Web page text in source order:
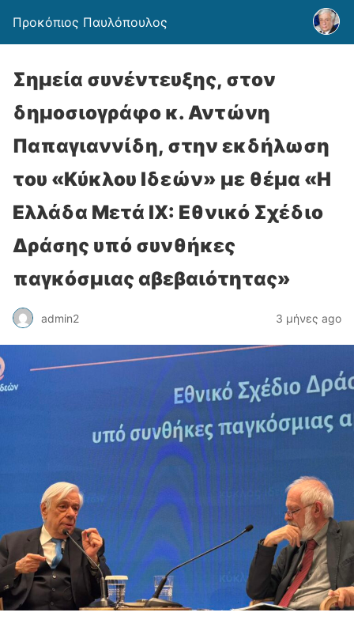
Προκόπιος Παυλόπουλος
Σημεία συνέντευξης, στον
δημοσιογράφο κ. Αντώνη
Παπαγιαννίδη, στην εκδήλωση
του «Κύκλου Ιδεών» με θέμα «Η
Ελλάδα Μετά ΙΧ: Εθνικό Σχέδιο
Δράσης υπό συνθήκες
παγκόσμιας αβεβαιότητας»
admin2 3 μήνες ago